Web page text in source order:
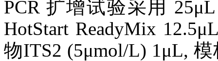
PCR 扩增试验采用
HotStart ReadyMix
物ITS2 (5μmol/L) 1μL,